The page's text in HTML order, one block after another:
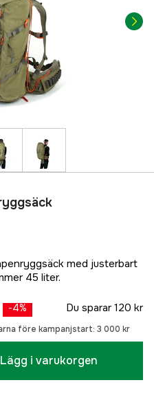
med justerbart
45 liter.
-4% Du sparar 120 kr
före kampanjstart: 3 000 kr
Lägg i varukorgen